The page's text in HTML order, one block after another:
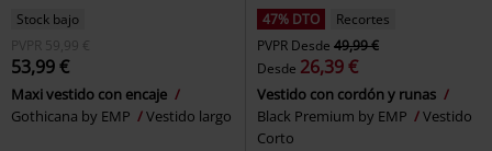
Stock bajo
PVPR
59,99 €
53,99 €
Maxi vestido con encaje
Gothicana by EMP
Vestido largo
47% DTO
Recortes
PVPR Desde 49,99 €
Desde 26,39 €
Vestido con cordón y runas
Black Premium by EMP
Vestido
Corto